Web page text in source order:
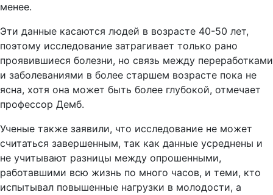
менее.
Эти данные касаются людей в возрасте 40-50 лет,
поэтому исследование затрагивает только рано
проявившиеся болезни, но связь между переработками
и заболеваниями в более старшем возрасте пока не
ясна, хотя она может быть более глубокой, отмечает
профессор Демб.
Ученые также заявили, что исследование не может
считаться завершенным, так как данные усреднены и
не учитывают разницы между опрошенными,
работавшими всю жизнь по много часов, и теми, кто
испытывал повышенные нагрузки в молодости, а